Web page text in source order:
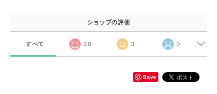
ショップの評価
すべて 38 3 0
Save